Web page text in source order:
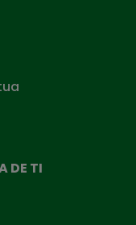
DE TI